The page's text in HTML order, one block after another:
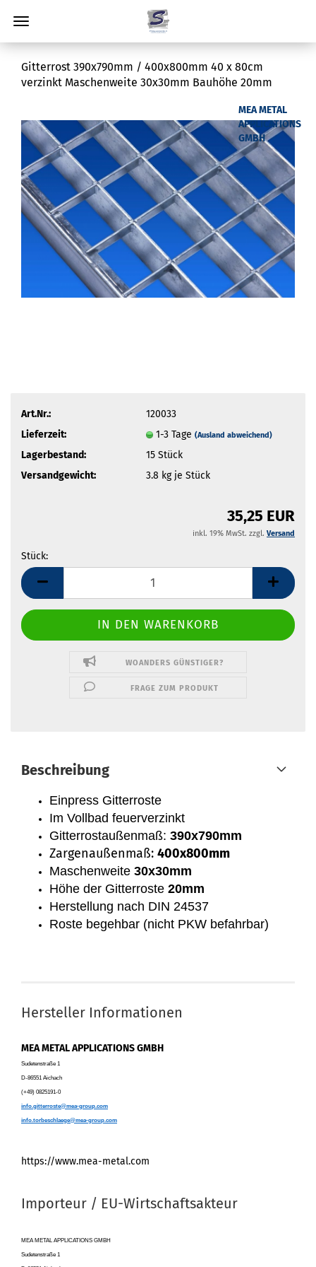
Gitterrost 390x790mm / 400x800mm 40 x 80cm
verzinkt Maschenweite 30x30mm Bauhöhe 20mm
MEA METAL
APPLICATIONS
GMBH
Art.Nr.:
120033
Lieferzeit:
1-3 Tage (Ausland abweichend)
Lagerbestand: 15 Stück
Versandgewicht:
3.8 kg je Stück
35,25 EUR
inkl. 19% MwSt. zzgl. Versand
Stück:
Stück
WOANDERS GÜNSTIGER?
FRAGE ZUM PRODUKT
Beschreibung
Einpress Gitterroste
Im Vollbad feuerverzinkt
Gitterrostaußenmaß: 390x790mm
Zargenaußenmaß: 400x800mm
Maschenweite 30x30mm
Höhe der Gitterroste 20mm
Herstellung nach DIN 24537
Roste begehbar (nicht PKW befahrbar)
Hersteller Informationen
MEA METAL APPLICATIONS GMBH
Sudetenstraße 1
D-86551 Aichach
(+49) 0825191-0
info.gitterroste@mea-group.com
info.torbeschlaege@mea-group.com
https://www.mea-metal.com
Importeur / EU-Wirtschaftsakteur
MEA METAL APPLICATIONS GMBH
Sudetenstraße 1